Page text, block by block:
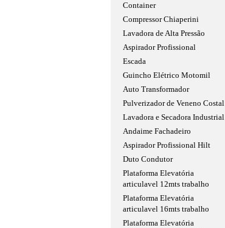
Container
Compressor Chiaperini
Lavadora de Alta Pressão
Aspirador Profissional
Escada
Guincho Elétrico Motomil
Auto Transformador
Pulverizador de Veneno Costal
Lavadora e Secadora Industrial
Andaime Fachadeiro
Aspirador Profissional Hilt
Duto Condutor
Plataforma Elevatória
articulavel 12mts trabalho
Plataforma Elevatória
articulavel 16mts trabalho
Plataforma Elevatória